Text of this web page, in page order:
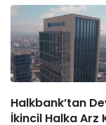
Halkbank’tan
İkincil Halka Arz